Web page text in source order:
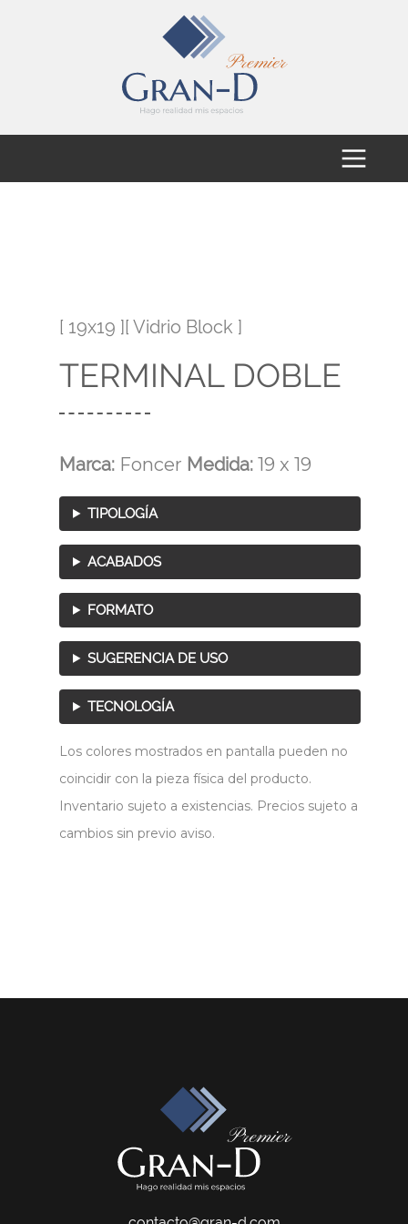
[ 19x19 ][ Vidrio Block ]
TERMINAL DOBLE
Marca: Foncer Medida: 19 x 19
TIPOLOGÍA
ACABADOS
FORMATO
SUGERENCIA DE USO
TECNOLOGÍA
Los colores mostrados en pantalla pueden no
coincidir con la pieza física del producto.
Inventario sujeto a existencias. Precios sujeto a
cambios sin previo aviso.